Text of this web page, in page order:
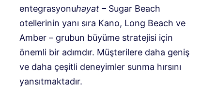
entegrasyonuhayat – Sugar Beach
otellerinin yanı sıra Kano, Long Beach ve
Amber – grubun büyüme stratejisi için
önemli bir adımdır. Müşterilere daha geniş
ve daha çeşitli deneyimler sunma hırsını
yansıtmaktadır.